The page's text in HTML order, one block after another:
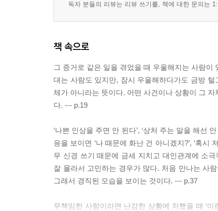
독자 분들의 리뷰는 리뷰 쓰기를, 책에 대한 문의는
책 속으로
그 증거로 같은 일을 겪었을 때 우울해지는 사람
대는 사람도 있지만, 잠시 우울해하다가도 금방
체가 아니라는 뜻이다. 어떤 사건이나 상황이 그
다. --- p.19
‘나쁜 인상을 주면 안 된다’, ‘상처 주는 말을 해선
응을 보이면 ‘나 때문에 화난 건 아니겠지?’, ‘혹
무 신경 쓰기 때문에 금세 지치고 대인관계에 소
잘 몰라서 고민하는 경우가 많다. 처음 만나는 사
그래서 경직된 모습을 보이는 것이다. --- p.37
무책임한 사람이라면 난감한 상황에 처했을 때 ‘